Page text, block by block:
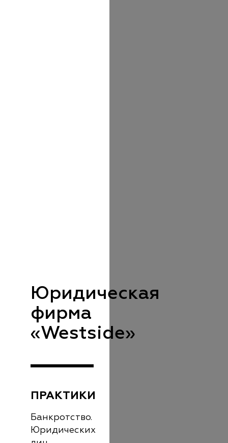
Юридическая
фирма
«Westside»
ПРАКТИКИ
Банкротство.
Юридических